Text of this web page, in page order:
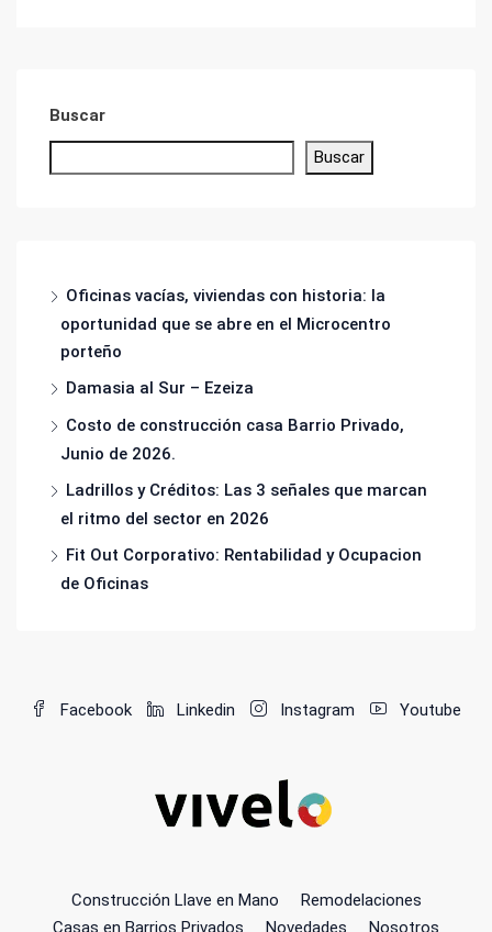
Buscar
Buscar
Oficinas vacías, viviendas con historia: la
oportunidad que se abre en el Microcentro
porteño
Damasia al Sur – Ezeiza
Costo de construcción casa Barrio Privado,
Junio de 2026.
Ladrillos y Créditos: Las 3 señales que marcan
el ritmo del sector en 2026
Fit Out Corporativo: Rentabilidad y Ocupacion
de Oficinas
Facebook Linkedin Instagram Youtube
Construcción Llave en Mano
Remodelaciones
Casas en Barrios Privados
Novedades Nosotros